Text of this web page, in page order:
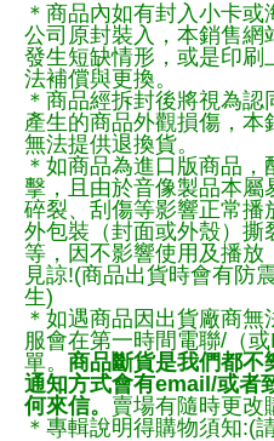
＊商品內如有封入小卡
公司原封裝入，本銷售網
發生短缺情形，或是印刷
法補償與更換。
＊商品經拆封後將視為
產生的商品外觀損傷，本
無法提供退換貨。
＊如商品為進口版商品
擊，且由於音像製品本
碎裂、刮傷等影響正常播
外包裝（封面或外殼）撕
等，因不影響使用及播放
見諒!(商品出貨時會有防
生)
＊如遇商品因出貨廠商
服會在第一時間電聯/（
單。 商品斷貨是我們都不
通知方式會有email/或者
何來信。 賣場有隨時更改
＊專輯說明得購物須知:(